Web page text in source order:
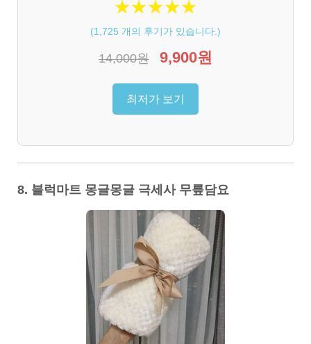
★★★★★
★★★★★
(1,725 개의 후기가 있습니다.)
14,000원 9,900원
최저가 보기
8. 블럭마트 몽글몽글 극세사 무릎담요